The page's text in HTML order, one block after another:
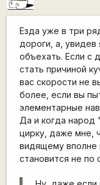
Езда уже в три
дороги, а,
объехать. Если с
стать причиной
вас скорости не
более, если вы
элементарные
Да и когда народ
цирку, даже мне,
видящему вполне
становится не по